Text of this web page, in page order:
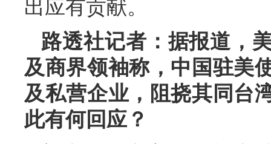
出应有贡献。
路透社记者：据报道，
及商界领袖称，中国驻美
及私营企业，阻挠其同台
此有何回应？